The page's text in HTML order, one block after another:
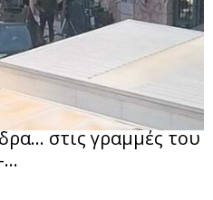
στις γραμμές του